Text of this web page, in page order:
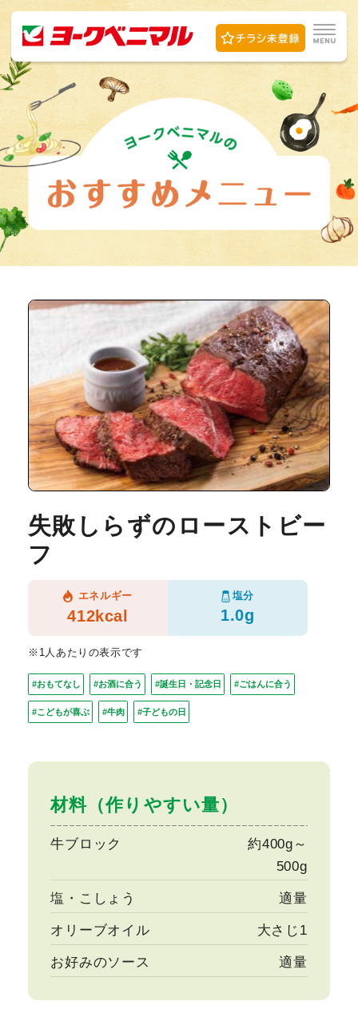
材料（作りやすい量）
牛ブロック
約400g～
500g
塩・こしょう 適量
オリーブオイル 大さじ1
お好みのソース 適量
失敗しらずのローストビー
フ
エネルギー
412kcal
塩分
1.0g
※1人あたりの表示です
#おもてなし #お酒に合う #誕生日・記念日 #ごはんに合う
#こどもが喜ぶ #牛肉 #子どもの日